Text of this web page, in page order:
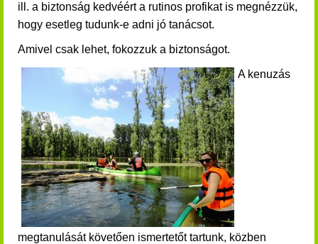
ill. a biztonság kedvéért a rutinos profikat is megnézzük,
hogy esetleg tudunk-e adni jó tanácsot.
Amivel csak lehet, fokozzuk a biztonságot.
A kenuzás
megtanulását követően ismertetőt tartunk, közben